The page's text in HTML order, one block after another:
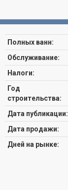
Полных ванн:
Обслуживание:
Налоги:
Год
строительства:
Дата публикации:
Дата продажи:
Дней на рынке: